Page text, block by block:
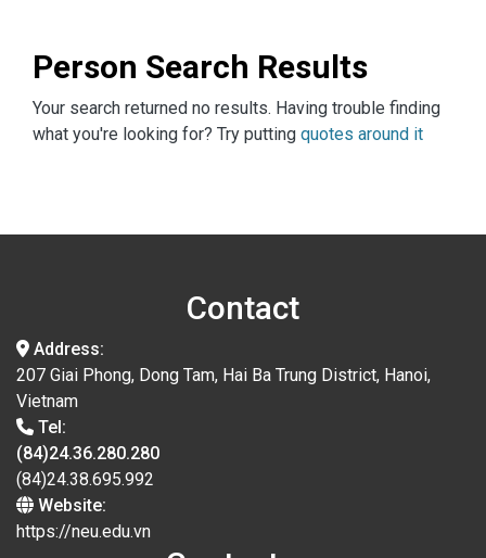
Person Search Results
Your search returned no results. Having trouble finding
what you're looking for? Try putting quotes around it
Contact
Address:
207 Giai Phong, Dong Tam, Hai Ba Trung District, Hanoi,
Vietnam
Tel:
(84)24.36.280.280
(84)24.38.695.992
Website:
https://neu.edu.vn